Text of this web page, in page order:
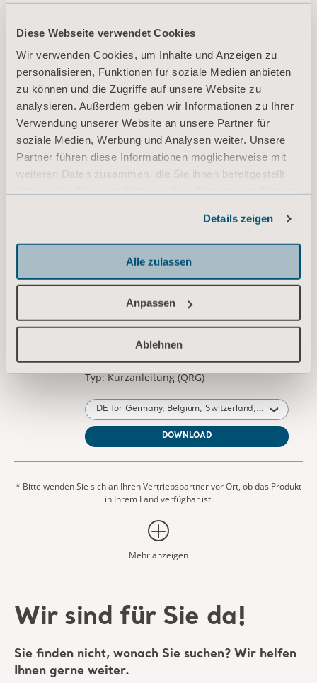
Diese Webseite verwendet Cookies
Wir verwenden Cookies, um Inhalte und Anzeigen zu
personalisieren, Funktionen für soziale Medien anbieten
zu können und die Zugriffe auf unsere Website zu
analysieren. Außerdem geben wir Informationen zu Ihrer
Verwendung unserer Website an unsere Partner für
soziale Medien, Werbung und Analysen weiter. Unsere
Partner führen diese Informationen möglicherweise mit
weiteren Daten zusammen, die Sie ihnen bereitgestellt
Details zeigen
Alle zulassen
Anpassen
Ablehnen
reference guide - Contols (A4,
Portrait, Colour)
Typ: Kurzanleitung (QRG)
DE for Germany, Australia, Belgium, Switzerland
DOWNLOAD
reference guide - Use (A4, Portrait,
DE for Germany, Belgium, Switzerland, Austria
DOWNLOAD
* Bitte wenden Sie sich an Ihren Vertriebspartner vor Ort, ob das Produkt
in Ihrem Land verfügbar ist.
Mehr anzeigen
Wir sind für Sie da!
Sie finden nicht, wonach Sie suchen? Wir helfen